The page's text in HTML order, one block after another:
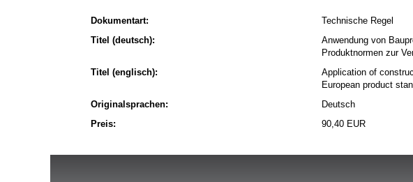
Dokumentart:
Technische Regel
Titel (deutsch):
Anwendung von
Produktnormen zur
Titel (englisch):
Application of
European product
Originalsprachen:
Deutsch
Preis:
90,40 EUR